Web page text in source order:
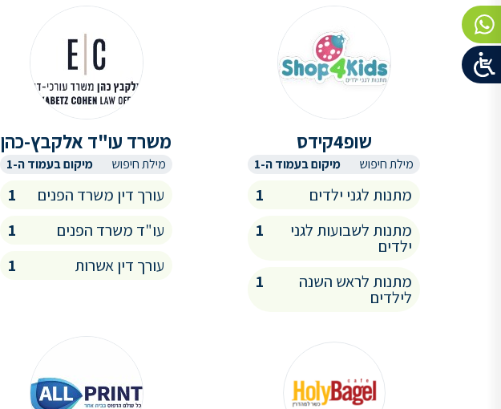
שופ4קידס
מילת חיפוש מיקום בעמוד ה-1
מתנות לגני ילדים
1
מתנות לשבועות לגני
ילדים
1
מתנות לראש השנה
לילדים
1
משרד עו"ד אלקבץ-כהן
מילת חיפוש מיקום בעמוד ה-1
עורך דין משרד הפנים
1
עו"ד משרד הפנים
1
עורך דין אשרות
1